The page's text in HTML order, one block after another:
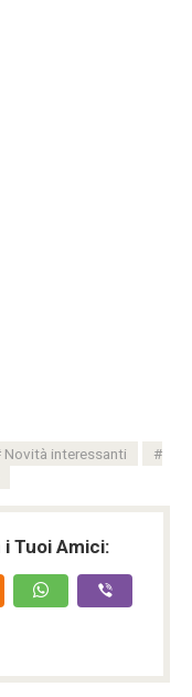
Novità interessanti
Tuoi Amici: